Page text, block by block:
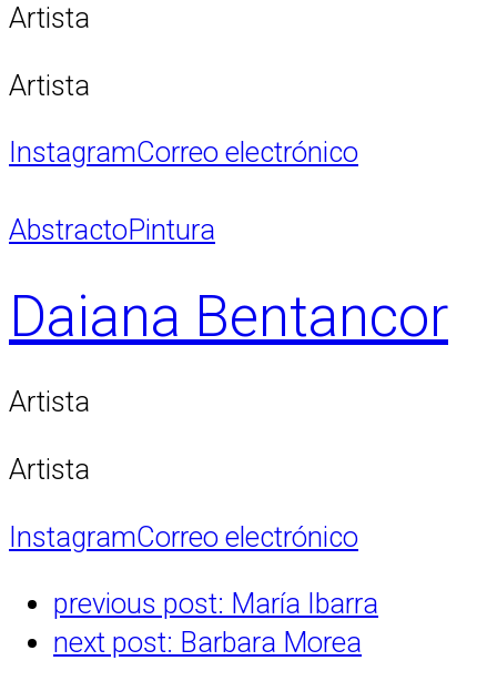
Artista
Artista
InstagramCorreo electrónico
AbstractoPintura
Daiana Bentancor
Artista
Artista
InstagramCorreo electrónico
previous post: María Ibarra
next post: Barbara Morea